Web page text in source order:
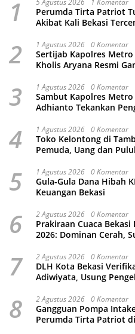
1 5 Agustus 2026 1 Komentar
Perumda Tirta Patriot
Akibat Kali Bekasi
2 1 Agustus 2026 0 Komentar
Sertijab Kapolres
Kholis Aryana Resmi
3 1 Agustus 2026 0 Komentar
Sambut Kapolres
Adhianto Tekankan
4 1 Agustus 2026 0 Komentar
Toko Kelontong di
Pemuda, Uang dan
5 1 Agustus 2026 0 Komentar
Gula-Gula Dana Hibah
Keuangan Bekasi
6 2 Agustus 2026 0 Komentar
Prakiraan Cuaca
2026: Dominan Cerah,
7 2 Agustus 2026 0 Komentar
DLH Kota Bekasi
Adiwiyata, Usung
8 2 Agustus 2026 0 Komentar
Gangguan Pompa
Perumda Tirta Patriot